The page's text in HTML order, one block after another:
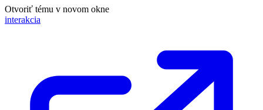
Otvoriť tému v novom okne
interakcia